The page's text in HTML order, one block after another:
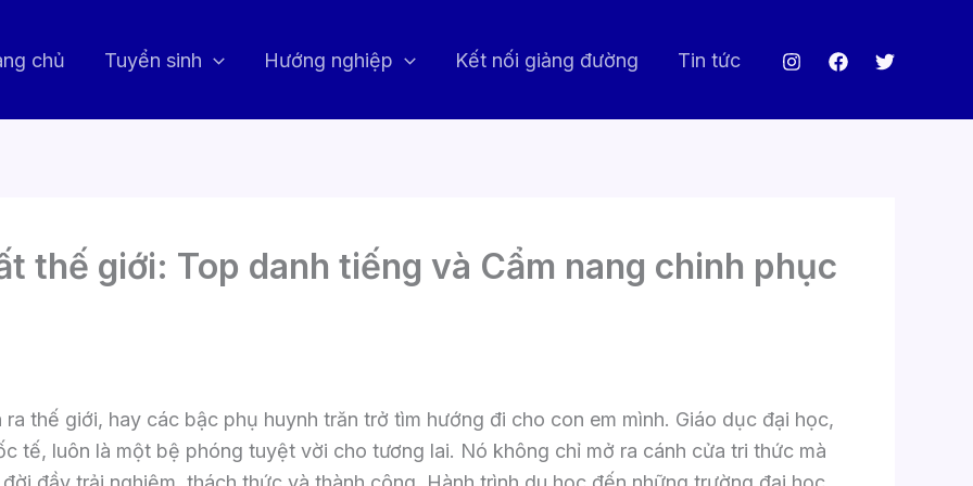
chủ Tuyển sinh Hướng nghiệp Kết nối giảng đường Tin tức
thế giới: Top danh tiếng và Cẩm nang chinh phục
thế giới, hay các bậc phụ huynh trăn trở tìm hướng đi cho con em mình. Giáo dục đại học,
tế, luôn là một bệ phóng tuyệt vời cho tương lai. Nó không chỉ mở ra cánh cửa tri thức mà